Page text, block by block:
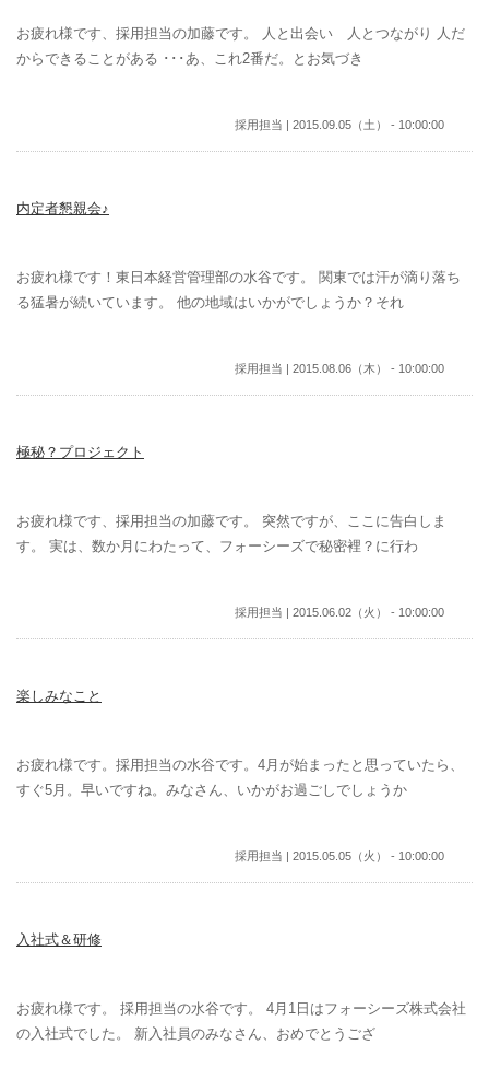
お疲れ様です、採用担当の加藤です。 人と出会い 人とつながり 人だ
からできることがある ･･･あ、これ2番だ。とお気づき
採用担当 | 2015.09.05（土） - 10:00:00
内定者懇親会♪
お疲れ様です！東日本経営管理部の水谷です。 関東では汗が滴り落ち
る猛暑が続いています。 他の地域はいかがでしょうか？それ
採用担当 | 2015.08.06（木） - 10:00:00
極秘？プロジェクト
お疲れ様です、採用担当の加藤です。 突然ですが、ここに告白しま
す。 実は、数か月にわたって、フォーシーズで秘密裡？に行わ
採用担当 | 2015.06.02（火） - 10:00:00
楽しみなこと
お疲れ様です。採用担当の水谷です。4月が始まったと思っていたら、
すぐ5月。早いですね。みなさん、いかがお過ごしでしょうか
採用担当 | 2015.05.05（火） - 10:00:00
入社式＆研修
お疲れ様です。 採用担当の水谷です。 4月1日はフォーシーズ株式会社
の入社式でした。 新入社員のみなさん、おめでとうござ